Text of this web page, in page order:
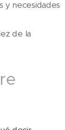
y necesidades
de la